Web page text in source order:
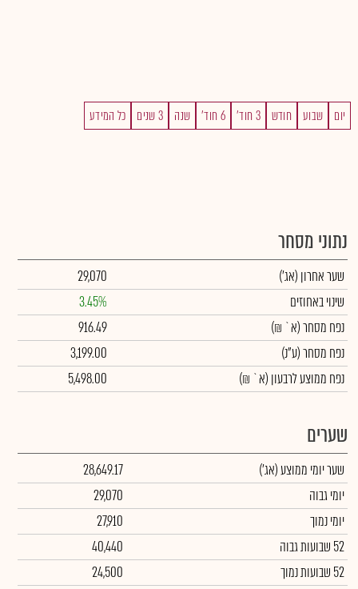
יום שבוע חודש 3 חוד' 6 חוד' שנה 3 שנים כל המידע
נתוני מסחר
שער אחרון (אג')
29,070
שינוי באחוזים
3.45%
נפח מסחר(א` ₪)
916.49
נפח מסחר(ע"נ)
3,199.00
נפח ממוצע לרבעון (א` ₪)
5,498.00
שערים
שער יומי ממוצע(אג')
28,649.17
יומי גבוה
29,070
יומי נמוך
27,910
52 שבועות גבוה
40,440
52 שבועות נמוך
24,500